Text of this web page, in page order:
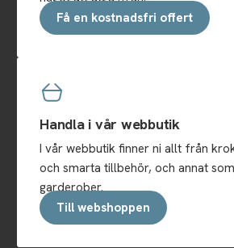
Få en kostnadsfri offert
Handla i vår webbutik
I vår webbutik finner ni allt från
och smarta tillbehör, och annat
garderober.
Till webshoppen